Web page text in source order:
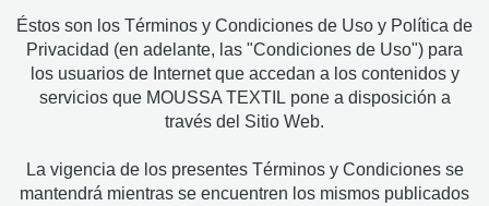
Éstos son los Términos y Condiciones de Uso y Política de
Privacidad (en adelante, las "Condiciones de Uso") para
los usuarios de Internet que accedan a los contenidos y
servicios que MOUSSA TEXTIL pone a disposición a
través del Sitio Web.
La vigencia de los presentes Términos y Condiciones se
mantendrá mientras se encuentren los mismos publicados